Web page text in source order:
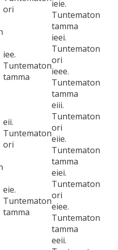
ori
ieie.
Tuntematon
tamma
iee.
Tuntematon
tamma
ieei.
Tuntematon
ori
ieee.
Tuntematon
tamma
eii.
Tuntematon
ori
eiii.
Tuntematon
ori
eiie.
Tuntematon
tamma
eie.
Tuntematon
tamma
eiei.
Tuntematon
ori
eiee.
Tuntematon
tamma
eeii.